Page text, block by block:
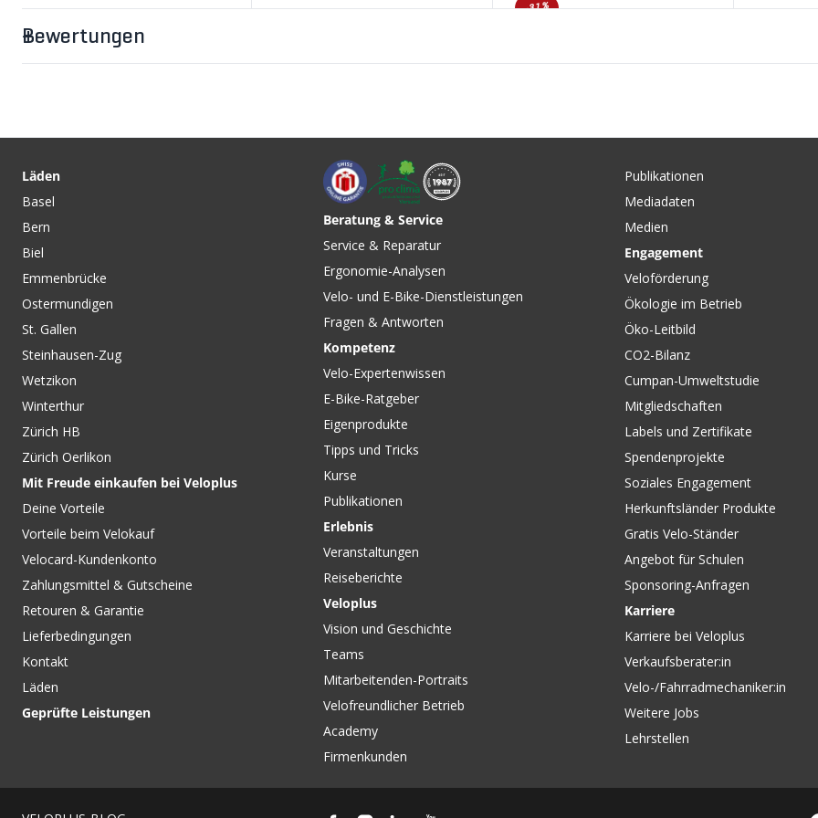
Windgeräuschdämpfer /
SWISS DESIGN
ANKLE wasserdichte Socken
Black von SEALSKINZ
CHF 299.00
ETHOS MIPS LED SHIELD
matte black von GIRO
CHF 109.00
ICON MIPS Weiss Matt von
VELOPLUS
-31%
CHF 145.00
PERSIST MIPS Velohelm
Matte Midnight Navy von
SMITH
Bewertungen
Läden
Basel
Bern
Biel
Emmenbrücke
Ostermundigen
St. Gallen
Steinhausen-Zug
Wetzikon
Winterthur
Zürich HB
Zürich Oerlikon
Mit Freude einkaufen bei Veloplus
Deine Vorteile
Vorteile beim Velokauf
Velocard-Kundenkonto
Zahlungsmittel & Gutscheine
Retouren & Garantie
Lieferbedingungen
Kontakt
Läden
Geprüfte Leistungen
Beratung & Service
Service & Reparatur
Ergonomie-Analysen
Velo- und E-Bike-Dienstleistungen
Fragen & Antworten
Kompetenz
Velo-Expertenwissen
E-Bike-Ratgeber
Eigenprodukte
Tipps und Tricks
Kurse
Publikationen
Erlebnis
Veranstaltungen
Reiseberichte
Veloplus
Vision und Geschichte
Teams
Mitarbeitenden-Portraits
Velofreundlicher Betrieb
Academy
Firmenkunden
Publikationen
Mediadaten
Medien
Engagement
Veloförderung
Ökologie im Betrieb
Öko-Leitbild
CO2-Bilanz
Cumpan-Umweltstudie
Mitgliedschaften
Labels und Zertifikate
Spendenprojekte
Soziales Engagement
Herkunftsländer Produkte
Gratis Velo-Ständer
Angebot für Schulen
Sponsoring-Anfragen
Karriere
Karriere bei Veloplus
Verkaufsberater:in
Velo-/Fahrradmechaniker:in
Weitere Jobs
Lehrstellen